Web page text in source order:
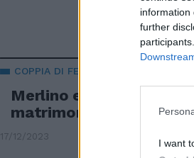
information
further
I want
COPPIA DI FERRO
Merlino e l'intervista a
matrimonio: "L'ho letto
17/12/2023